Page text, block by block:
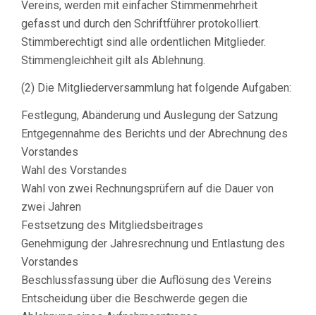
Vereins, werden mit einfacher Stimmenmehrheit
gefasst und durch den Schriftführer protokolliert.
Stimmberechtigt sind alle ordentlichen Mitglieder.
Stimmengleichheit gilt als Ablehnung.
(2) Die Mitgliederversammlung hat folgende Aufgaben:
Festlegung, Abänderung und Auslegung der Satzung
Entgegennahme des Berichts und der Abrechnung des
Vorstandes
Wahl des Vorstandes
Wahl von zwei Rechnungsprüfern auf die Dauer von
zwei Jahren
Festsetzung des Mitgliedsbeitrages
Genehmigung der Jahresrechnung und Entlastung des
Vorstandes
Beschlussfassung über die Auflösung des Vereins
Entscheidung über die Beschwerde gegen die